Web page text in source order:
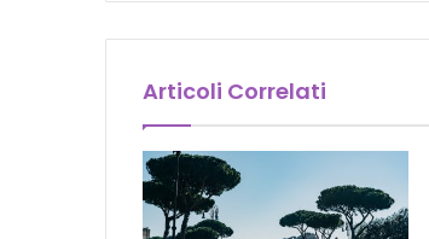
Articoli Correlati